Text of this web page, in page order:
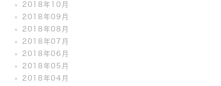
2018年10月
2018年09月
2018年08月
2018年07月
2018年06月
2018年05月
2018年04月